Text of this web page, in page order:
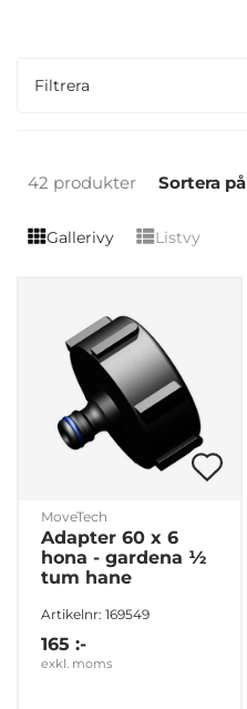
Filtrera
42 produkter Sortera på
Gallerivy Listvy
MoveTech
Adapter 60 x 6
hona - gardena ½
tum hane
Artikelnr: 169549
165 :-
exkl. moms